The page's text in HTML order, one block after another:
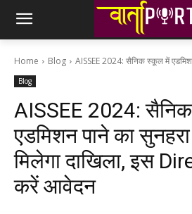
Home Blog AISSEE 2024: सैनिक स्कूल में
Blog
AISSEE 2024:
एडमिशन पाने का
मिलेगा दाखिला, इस
करें आवेदन